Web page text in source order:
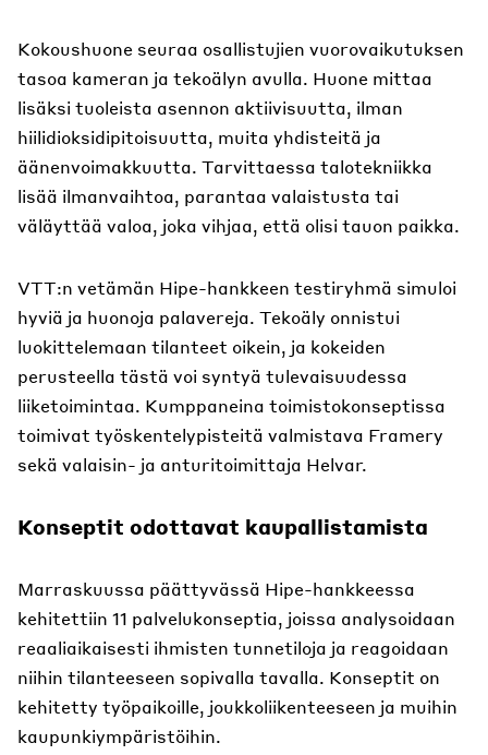
Kokoushuone seuraa osallistujien vuorovaikutuksen
tasoa kameran ja tekoälyn avulla. Huone mittaa
lisäksi tuoleista asennon aktiivisuutta, ilman
hiilidioksidipitoisuutta, muita yhdisteitä ja
äänenvoimakkuutta. Tarvittaessa talotekniikka
lisää ilmanvaihtoa, parantaa valaistusta tai
väläyttää valoa, joka vihjaa, että olisi tauon paikka.
VTT:n vetämän Hipe-hankkeen testiryhmä simuloi
hyviä ja huonoja palavereja. Tekoäly onnistui
luokittelemaan tilanteet oikein, ja kokeiden
perusteella tästä voi syntyä tulevaisuudessa
liiketoimintaa. Kumppaneina toimistokonseptissa
toimivat työskentelypisteitä valmistava Framery
sekä valaisin- ja anturitoimittaja Helvar.
Konseptit odottavat kaupallistamista
Marraskuussa päättyvässä Hipe-hankkeessa
kehitettiin 11 palvelukonseptia, joissa analysoidaan
reaaliaikaisesti ihmisten tunnetiloja ja reagoidaan
niihin tilanteeseen sopivalla tavalla. Konseptit on
kehitetty työpaikoille, joukkoliikenteeseen ja muihin
kaupunkiympäristöihin.